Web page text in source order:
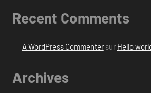
Recent Comments
A WordPress Commentersur Hello
Archives